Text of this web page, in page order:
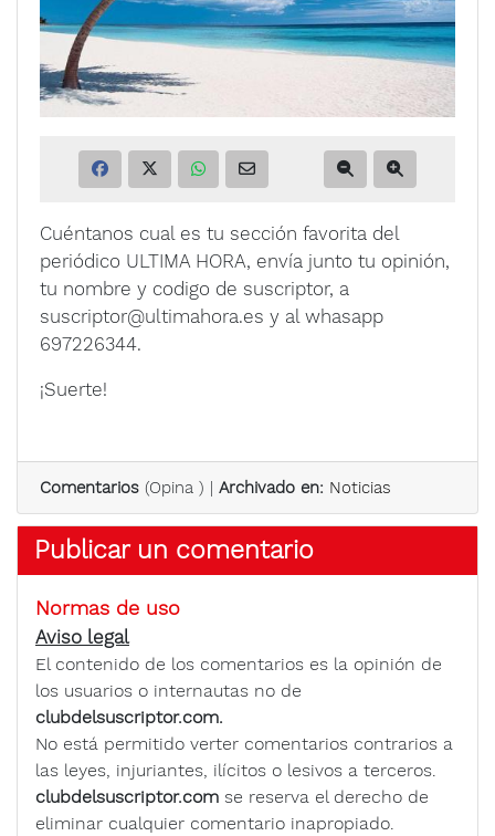
Cuéntanos cual es tu sección favorita del
periódico ULTIMA HORA, envía junto tu opinión,
tu nombre y codigo de suscriptor, a
suscriptor@ultimahora.es y al whasapp
697226344.
¡Suerte!
Comentarios (Opina ) | Archivado en: Noticias
Publicar un comentario
Normas de uso
Aviso legal
El contenido de los comentarios es la opinión de
los usuarios o internautas no de
clubdelsuscriptor.com.
No está permitido verter comentarios contrarios a
las leyes, injuriantes, ilícitos o lesivos a terceros.
clubdelsuscriptor.com se reserva el derecho de
eliminar cualquier comentario inapropiado.